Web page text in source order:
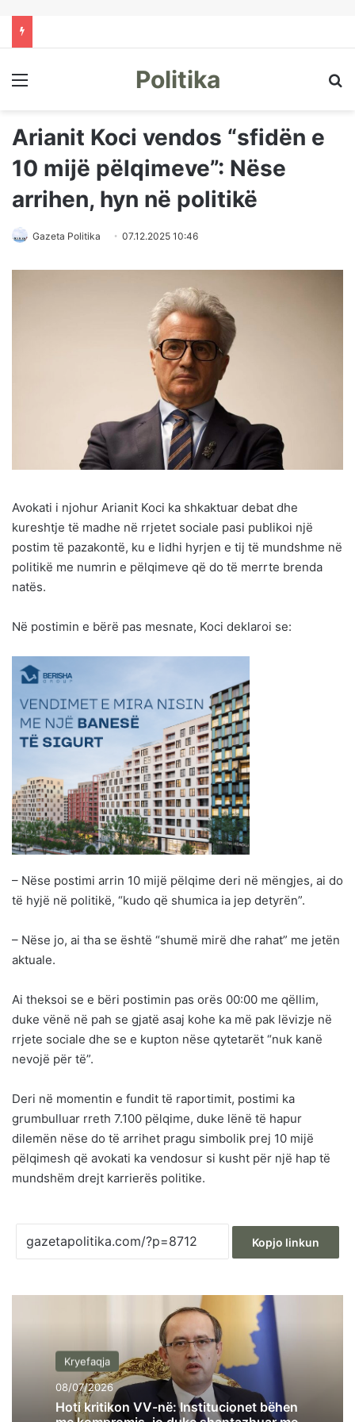
Menu Politika
Arianit Koci vendos “sfidën e
10 mijë pëlqimeve”: Nëse
arrihen, hyn në politikë
Gazeta Politika 07.12.2025 10:46
Avokati i njohur Arianit Koci ka shkaktuar debat dhe
kureshtje të madhe në rrjetet sociale pasi publikoi një
postim të pazakontë, ku e lidhi hyrjen e tij të mundshme në
politikë me numrin e pëlqimeve që do të merrte brenda
natës.
Në postimin e bërë pas mesnate, Koci deklaroi se:
– Nëse postimi arrin 10 mijë pëlqime deri në mëngjes, ai do
të hyjë në politikë, “kudo që shumica ia jep detyrën”.
– Nëse jo, ai tha se është “shumë mirë dhe rahat” me jetën
aktuale.
Ai theksoi se e bëri postimin pas orës 00:00 me qëllim,
duke vënë në pah se gjatë asaj kohe ka më pak lëvizje në
rrjete sociale dhe se e kupton nëse qytetarët “nuk kanë
nevojë për të”.
Deri në momentin e fundit të raportimit, postimi ka
grumbulluar rreth 7.100 pëlqime, duke lënë të hapur
dilemën nëse do të arrihet pragu simbolik prej 10 mijë
pëlqimesh që avokati ka vendosur si kusht për një hap të
mundshëm drejt karrierës politike.
Kopjo linkun
Kryefaqja
08/07/2026
Hoti kritikon VV-në: Institucionet bëhen